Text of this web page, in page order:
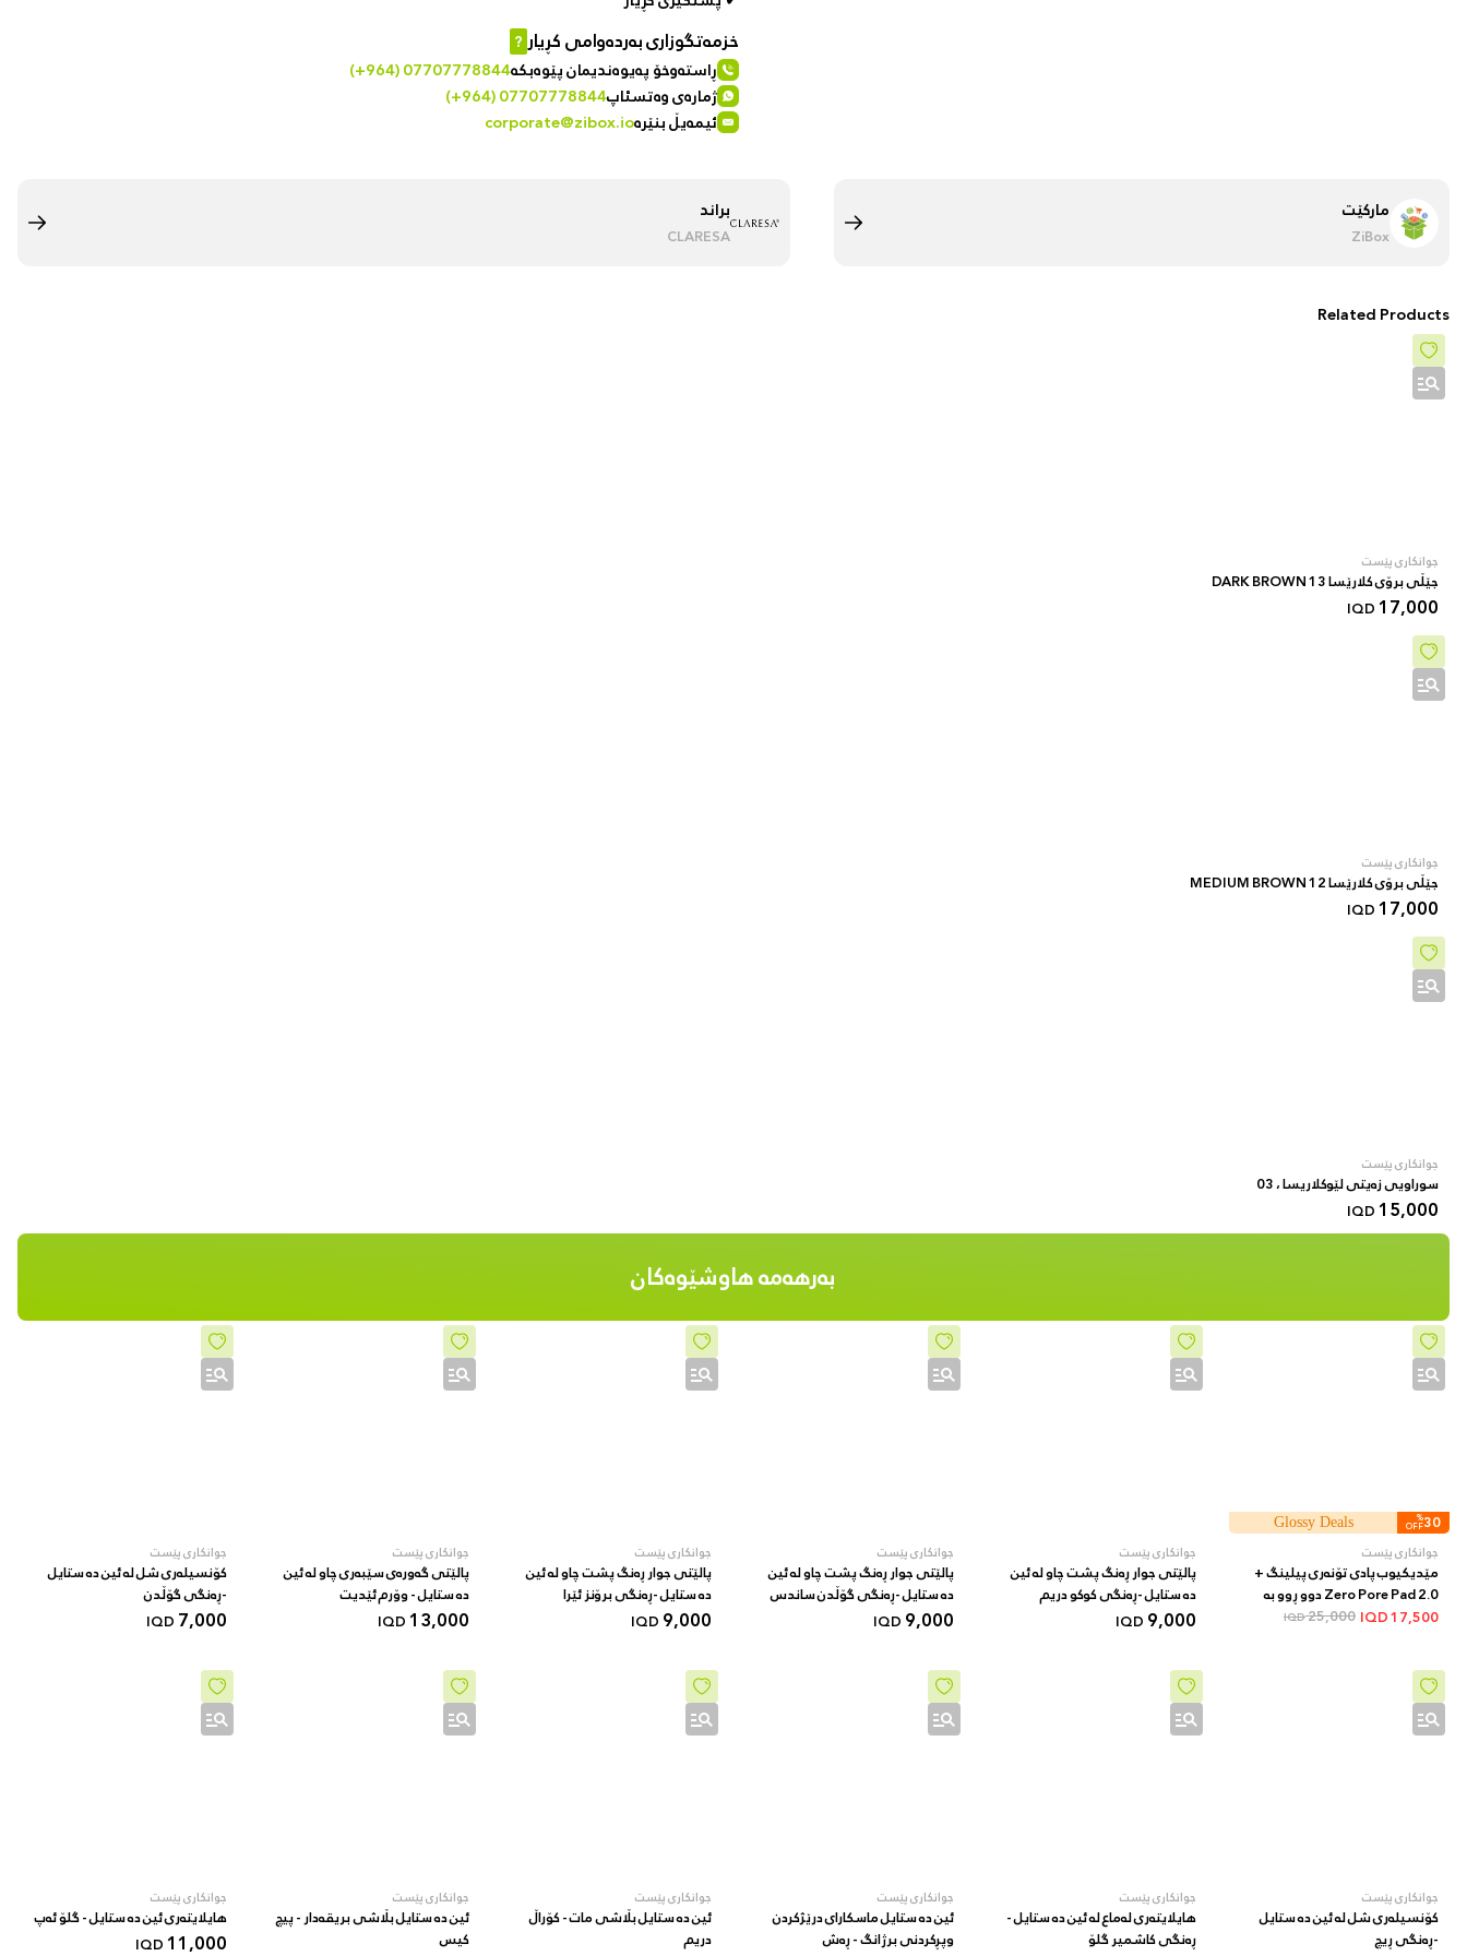
خزمەتگوزاری بەردەوامی کڕیار?
ڕاستەوخۆ پەیوەندیمان پێوەبکە(+964) 07707778844
ژمارەی وەتسئاپ(+964) 07707778844
ئیمەیڵ بنێرەcorporate@zibox.io
مارکێت
ZiBox
براند
CLARESA
Related Products
جوانکاری پێست
جێڵی برۆی کلارێسا 13 DARK BROWN
17,000
IQD
جوانکاری پێست
جێڵی برۆی کلارێسا 12 MEDIUM BROWN
17,000
IQD
جوانکاری پێست
سوراویی زەیتی لێوکلاریسا ، 03
15,000
IQD
بەرهەمە هاوشێوەکان
30
%
OFF
Glossy Deals
جوانکاری پێست
مێدیکیوب پادی تۆنەری پیلینگ +
Zero Pore Pad 2.0 دوو ڕوو بە
AHA/BHA + 70 دانە
17,500
25,000
IQD
جوانکاری پێست
پالێتی جوار ڕەنگ پشت چاو لە ئین
دە ستایل -ڕەنگی کوکو دریم
9,000
IQD
جوانکاری پێست
پالێتی جوار ڕەنگ پشت چاو لە ئین
دە ستایل -ڕەنگی گۆڵدن ساندس
9,000
IQD
جوانکاری پێست
پالێتی جوار ڕەنگ پشت چاو لە ئین
دە ستایل -ڕەنگی برۆنز ئێرا
9,000
IQD
جوانکاری پێست
پالێتی گەورەی سێبەری چاو لە ئین
دە ستایل - وۆرم ئێدیت
13,000
IQD
جوانکاری پێست
کۆنسیلەری شل لە ئین دە ستایل
-ڕەنگی گۆڵدن
7,000
IQD
جوانکاری پێست
کۆنسیلەری شل لە ئین دە ستایل
-ڕەنگی ڕیچ
جوانکاری پێست
هایلایتەری لەماع لە ئین دە ستایل -
ڕەنگی کاشمیر گلۆ
جوانکاری پێست
ئین دە ستایل ماسکارای درێژکردن
وپڕکردنی برژانگ - ڕەش
جوانکاری پێست
ئین دە ستایل بڵاشی مات - کۆراڵ
دریم
جوانکاری پێست
ئین دە ستایل بڵاشی بریقەدار - پیچ
کیس
جوانکاری پێست
هایلایتەری ئین دە ستایل - گلۆ ئەپ
11,000
IQD